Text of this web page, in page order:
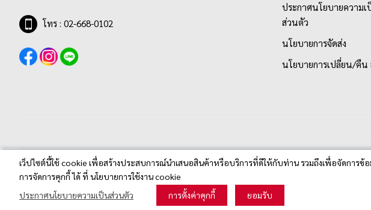
เว็ปไซต์นี้ใช้ cookie เพื่อสร้างประสบการณ์นำเสนอสินค้าหรือบริการที่ดีให้กับท่าน รวมถึงเพื่อจัดการ
การจัดการคุกกี้ ได้ ที่ นโยบายการใช้งาน cookie
ประกาศนโยบายความเป็นส่วนตัว
การตั้งค่าคุกกี้ ยอมรับ
โทร : 02-668-0102
ประกาศนโยบายความเ
ส่วนตัว
นโยบายการจัดส่ง
นโยบายการเปลี่ยน/คืน
Stationerymine.com © 2020 All Rights Reserved.